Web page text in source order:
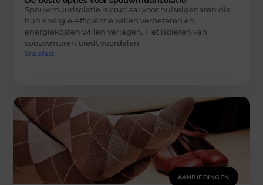
Spouwmuurisolatie is cruciaal voor huiseigenaren die
hun energie-efficiëntie willen verbeteren en
energiekosten willen verlagen. Het isoleren van
spouwmuren biedt voordelen
Snapfact
AANBIEDINGEN